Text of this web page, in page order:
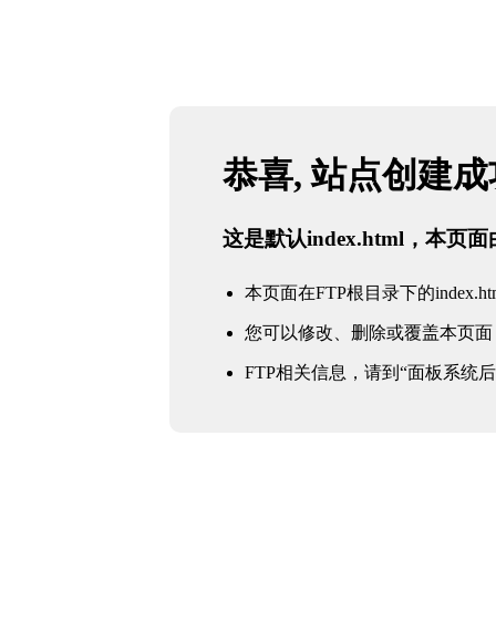
恭喜, 站点创建
这是默认index.html，本页面
本页面在FTP根目录下的
您可以修改、删除或覆盖本页面
FTP相关信息，请到“面板系统